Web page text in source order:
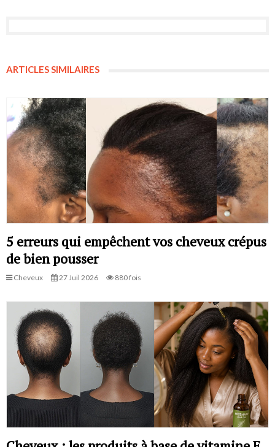
ARTICLES SIMILAIRES
5 erreurs qui empêchent vos cheveux crépus
de bien pousser
Cheveux 27 Juil 2026 880 fois